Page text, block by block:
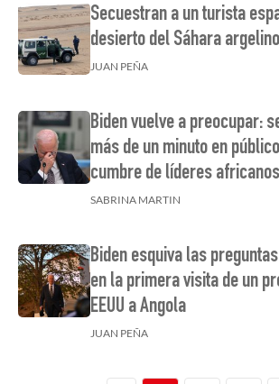
Secuestran a un turista
desierto del Sáhara argelino
JUAN PEÑA
Biden vuelve a preocupar:
más de un minuto en
cumbre de líderes
SABRINA MARTIN
Biden esquiva las
en la primera visita de un
EEUU a Angola
JUAN PEÑA